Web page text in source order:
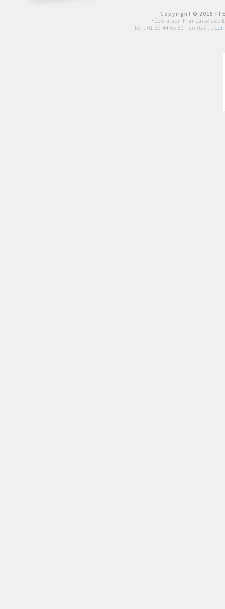
Copyright © 2015
Fédération Française des
tél : 01 39 44 65 80 | contact :